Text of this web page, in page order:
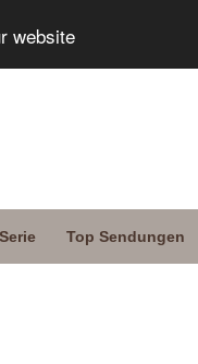
website
Serie Top Sendungen